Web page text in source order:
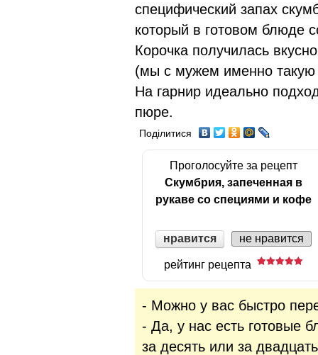
специфический запах
который в готовом блюде
Корочка получилась
(мы с мужем именно
На гарнир идеально
пюре.
Поділитися
Проголосуйте за рецепт
Скумбрия, запеченная в
рукаве со специями и кофе
нравится не нравится
рейтинг рецепта
- Можно у вас быстро
- Да, у нас есть готовые
за десять или за